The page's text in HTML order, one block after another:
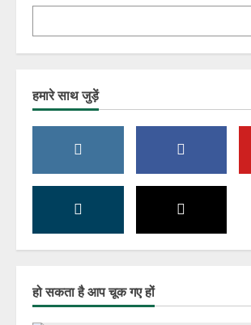
हमारे साथ जुड़ें
हो सकता है आप चूक गए हों